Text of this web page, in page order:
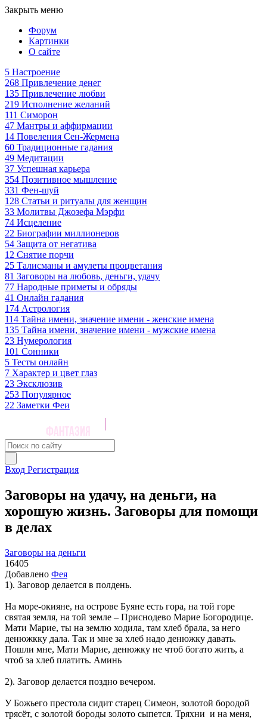
Закрыть меню
Форум
Картинки
О сайте
5 Настроение
268 Привлечение денег
135 Привлечение любви
219 Исполнение желаний
111 Симорон
47 Мантры и аффирмации
14 Повеления Сен-Жермена
60 Традиционные гадания
49 Медитации
37 Успешная карьера
354 Позитивное мышление
331 Фен-шуй
128 Статьи и ритуалы для женщин
33 Молитвы Джозефа Мэрфи
74 Исцеление
22 Биографии миллионеров
54 Защита от негатива
12 Снятие порчи
25 Талисманы и амулеты процветания
81 Заговоры на любовь, деньги, удачу
77 Народные приметы и обряды
41 Онлайн гадания
174 Астрология
114 Тайна имени, значение имени - женские имена
135 Тайна имени, значение имени - мужские имена
23 Нумерология
101 Сонники
5 Тесты онлайн
7 Характер и цвет глаз
23 Эксклюзив
253 Популярное
22 Заметки Феи
Вход Регистрация
Заговоры на удачу, на деньги, на
хорошую жизнь. Заговоры для помощи
в делах
Заговоры на деньги
16405
Добавлено Фея
1). Заговор делается в полдень.
На море-окияне, на острове Буяне есть гора, на той горе
святая земля, на той земле – Приснодево Марие Богородице.
Мати Марие, ты на землю ходила, там хлеб брала, за него
денюжкку дала. Так и мне за хлеб надо денюжку давать.
Пошли мне, Мати Марие, денюжку не чтоб богато жить, а
чтоб за хлеб платить. Аминь
2). Заговор делается поздно вечером.
У Божьего престола сидит старец Симеон, золотой бородой
трясёт, с золотой бороды золото сыпется. Тряхни и на меня,